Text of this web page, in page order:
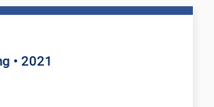
• 2021